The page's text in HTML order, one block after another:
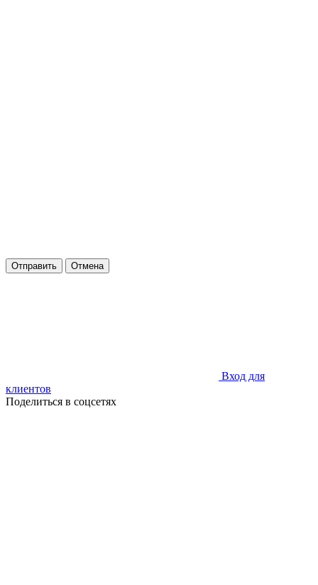
Отправить Отмена
Вход для
клиентов
Поделиться в соцсетях